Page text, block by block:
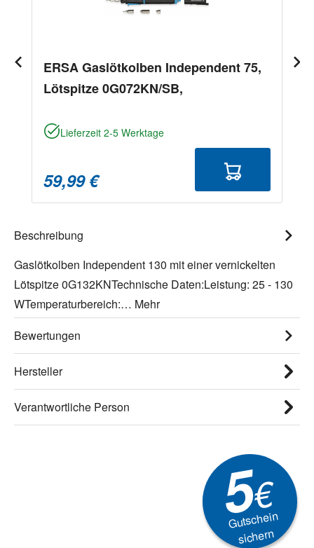
ERSA Gaslötkolben Independent 75,
Lötspitze 0G072KN/SB,
Lieferzeit 2-5 Werktage
59,99 €
Beschreibung
Gaslötkolben Independent 130 mit einer vernickelten
Lötspitze 0G132KNTechnische Daten:Leistung: 25 - 130
WTemperaturbereich:… Mehr
Bewertungen
Hersteller
Verantwortliche Person
5€
Gutschein
sichern